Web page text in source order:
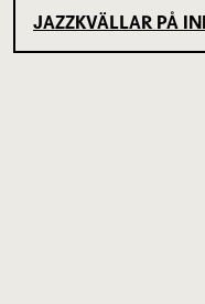
JAZZKVÄLLAR PÅ